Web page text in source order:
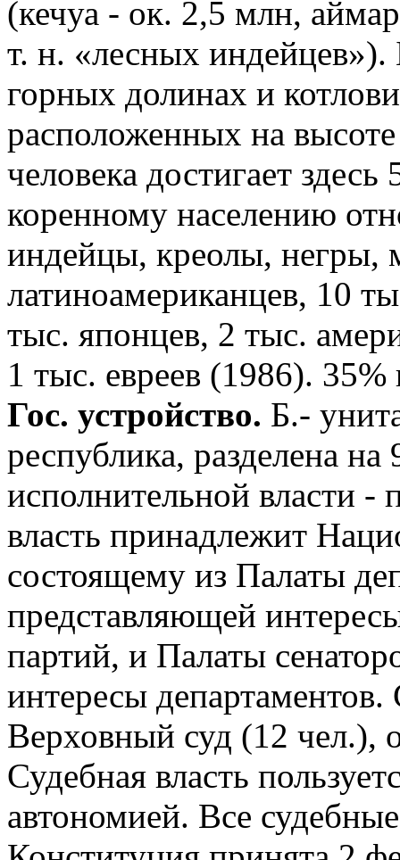
(кечуа - ок. 2,5 млн,
т. н. «лесных индейцев»).
горных долинах и
расположенных на
человека достигает
коренному населению
индейцы, креолы, негры,
латиноамериканцев, 10
тыс. японцев, 2 тыс.
1 тыс. евреев (1986). 35%
Гос. устройство. Б.-
республика, разделена на
исполнительной власти -
власть принадлежит
состоящему из Палаты
представляющей
партий, и Палаты
интересы
Верховный суд (12 чел.),
Судебная власть
автономией. Все